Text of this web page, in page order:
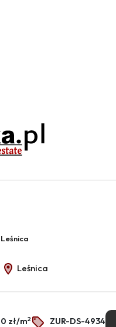
Leśnica
Leśnica
zł/m2 ZUR-DS-4934